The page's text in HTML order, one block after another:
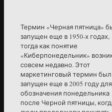
Термин «Черная пятница»
запущен еще в 1950-х годах,
тогда как понятие
«Киберпонедельник»
совсем недавно. Этот
маркетинговый термин был
запущен еще в 2005 году для
обозначения понедельника
после Черной пятницы,